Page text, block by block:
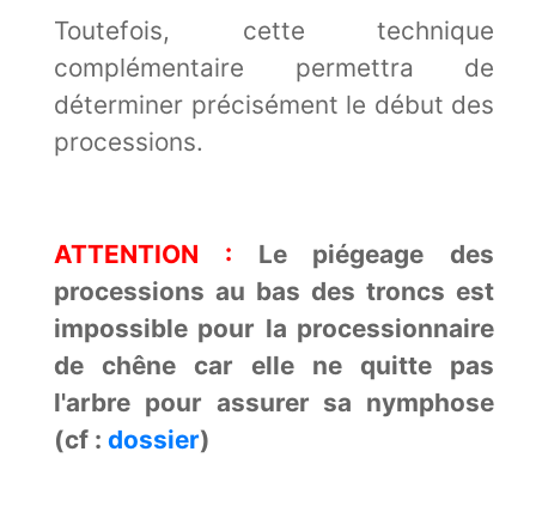
Toutefois, cette technique
complémentaire permettra de
déterminer précisément le début des
processions.
ATTENTION : Le piégeage des
processions au bas des troncs est
impossible pour la processionnaire
de chêne car elle ne quitte pas
l'arbre pour assurer sa nymphose
(cf : dossier)